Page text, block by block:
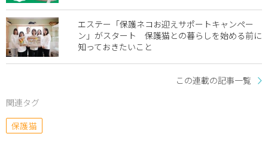
エステー「保護ネコお迎えサポートキャンペー
ン」がスタート 保護猫との暮らしを始める前に
知っておきたいこと
この連載の記事一覧
関連タグ
保護猫